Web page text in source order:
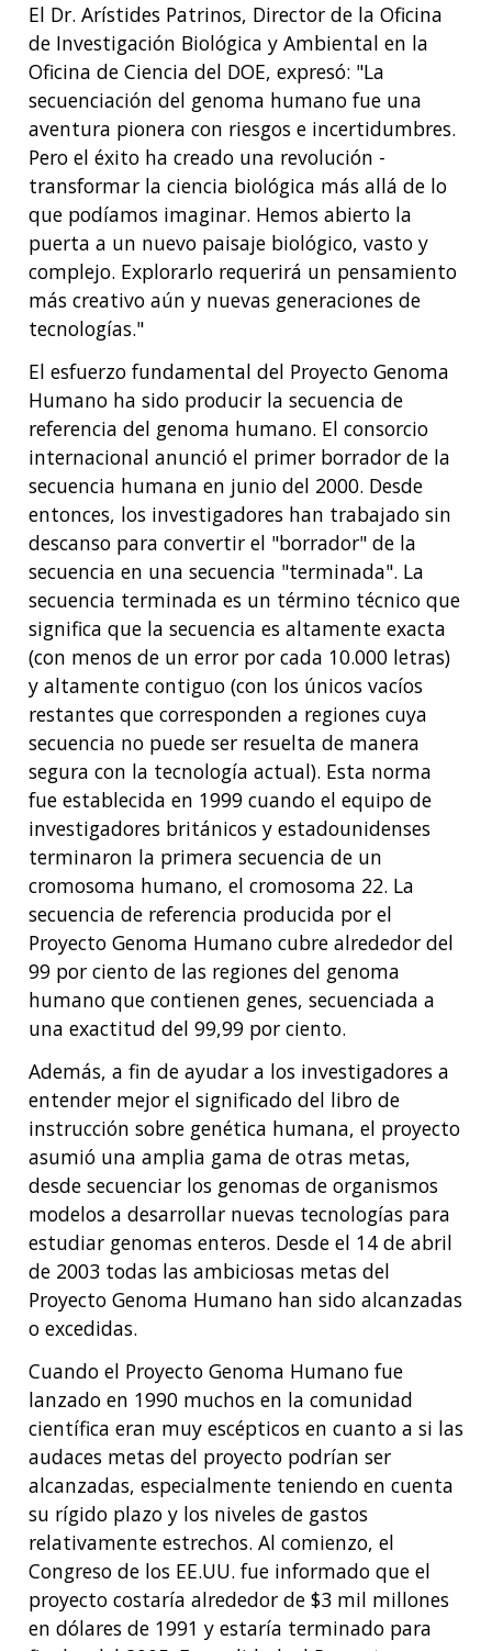
El Dr. Arístides Patrinos, Director de la Oficina
de Investigación Biológica y Ambiental en la
Oficina de Ciencia del DOE, expresó: "La
secuenciación del genoma humano fue una
aventura pionera con riesgos e incertidumbres.
Pero el éxito ha creado una revolución -
transformar la ciencia biológica más allá de lo
que podíamos imaginar. Hemos abierto la
puerta a un nuevo paisaje biológico, vasto y
complejo. Explorarlo requerirá un pensamiento
más creativo aún y nuevas generaciones de
tecnologías."
El esfuerzo fundamental del Proyecto Genoma
Humano ha sido producir la secuencia de
referencia del genoma humano. El consorcio
internacional anunció el primer borrador de la
secuencia humana en junio del 2000. Desde
entonces, los investigadores han trabajado sin
descanso para convertir el "borrador" de la
secuencia en una secuencia "terminada". La
secuencia terminada es un término técnico que
significa que la secuencia es altamente exacta
(con menos de un error por cada 10.000 letras)
y altamente contiguo (con los únicos vacíos
restantes que corresponden a regiones cuya
secuencia no puede ser resuelta de manera
segura con la tecnología actual). Esta norma
fue establecida en 1999 cuando el equipo de
investigadores británicos y estadounidenses
terminaron la primera secuencia de un
cromosoma humano, el cromosoma 22. La
secuencia de referencia producida por el
Proyecto Genoma Humano cubre alrededor del
99 por ciento de las regiones del genoma
humano que contienen genes, secuenciada a
una exactitud del 99,99 por ciento.
Además, a fin de ayudar a los investigadores a
entender mejor el significado del libro de
instrucción sobre genética humana, el proyecto
asumió una amplia gama de otras metas,
desde secuenciar los genomas de organismos
modelos a desarrollar nuevas tecnologías para
estudiar genomas enteros. Desde el 14 de abril
de 2003 todas las ambiciosas metas del
Proyecto Genoma Humano han sido alcanzadas
o excedidas.
Cuando el Proyecto Genoma Humano fue
lanzado en 1990 muchos en la comunidad
científica eran muy escépticos en cuanto a si las
audaces metas del proyecto podrían ser
alcanzadas, especialmente teniendo en cuenta
su rígido plazo y los niveles de gastos
relativamente estrechos. Al comienzo, el
Congreso de los EE.UU. fue informado que el
proyecto costaría alrededor de $3 mil millones
en dólares de 1991 y estaría terminado para